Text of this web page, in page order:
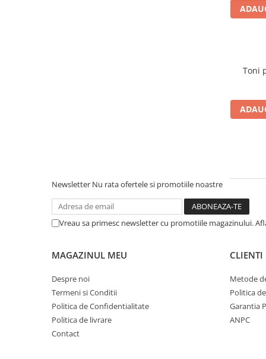
Newsletter Nu rata ofertele si promotiile noastre
Vreau sa primesc newsletter cu promotiile magazinului.
MAGAZINUL MEU
Despre noi
Termeni si Conditii
Politica de Confidentialitate
Politica de livrare
Contact
CLIENTI
Metode
Politica
Garantia
ANPC